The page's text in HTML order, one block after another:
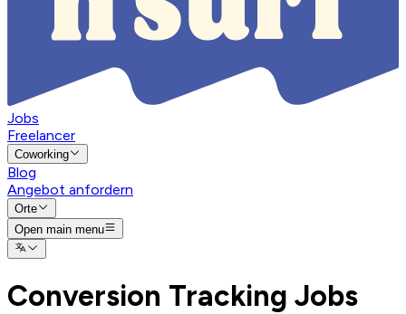
Jobs
Freelancer
Coworking
Blog
Angebot anfordern
Orte
Open main menu
Conversion Tracking Jobs